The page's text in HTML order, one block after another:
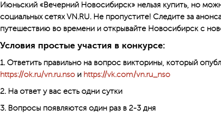
Июньский «Вечерний Новосибирск» нельзя купить, но
социальных сетях VN.RU. Не пропустите! Следите за
путешествию во времени и открывайте Новосибирск с
Условия простые участия в конкурсе:
1. Ответить правильно на вопрос викторины, который
https://ok.ru/vn.ru.nso и https://vk.com/vn.ru_nso
2. На ответ у вас есть одни сутки
3. Вопросы появляются один раз в 2-3 дня